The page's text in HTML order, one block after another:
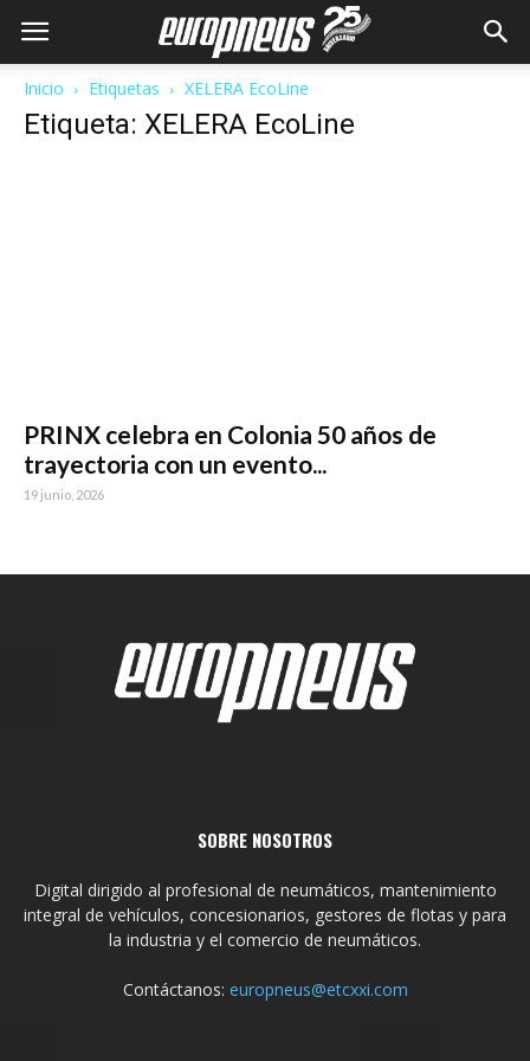
Inicio Etiquetas XELERA EcoLine
Etiqueta: XELERA EcoLine
PRINX celebra en Colonia 50 años de
trayectoria con un evento...
19 junio, 2026
SOBRE NOSOTROS
Digital dirigido al profesional de neumáticos, mantenimiento
integral de vehículos, concesionarios, gestores de flotas y para
la industria y el comercio de neumáticos.
Contáctanos: europneus@etcxxi.com